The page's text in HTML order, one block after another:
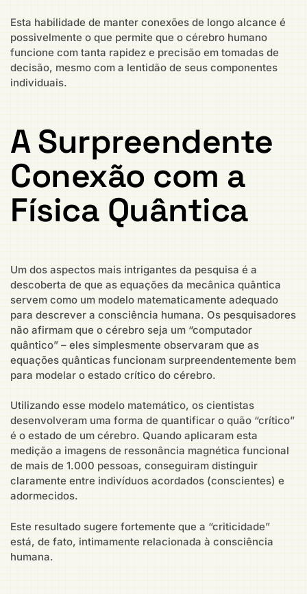
Esta habilidade de manter conexões de longo alcance é
possivelmente o que permite que o cérebro humano
funcione com tanta rapidez e precisão em tomadas de
decisão, mesmo com a lentidão de seus componentes
individuais.
A Surpreendente
Conexão com a
Física Quântica
Um dos aspectos mais intrigantes da pesquisa é a
descoberta de que as equações da mecânica quântica
servem como um modelo matematicamente adequado
para descrever a consciência humana. Os pesquisadores
não afirmam que o cérebro seja um “computador
quântico” – eles simplesmente observaram que as
equações quânticas funcionam surpreendentemente bem
para modelar o estado crítico do cérebro.
Utilizando esse modelo matemático, os cientistas
desenvolveram uma forma de quantificar o quão “crítico”
é o estado de um cérebro. Quando aplicaram esta
medição a imagens de ressonância magnética funcional
de mais de 1.000 pessoas, conseguiram distinguir
claramente entre indivíduos acordados (conscientes) e
adormecidos.
Este resultado sugere fortemente que a “criticidade”
está, de fato, intimamente relacionada à consciência
humana.